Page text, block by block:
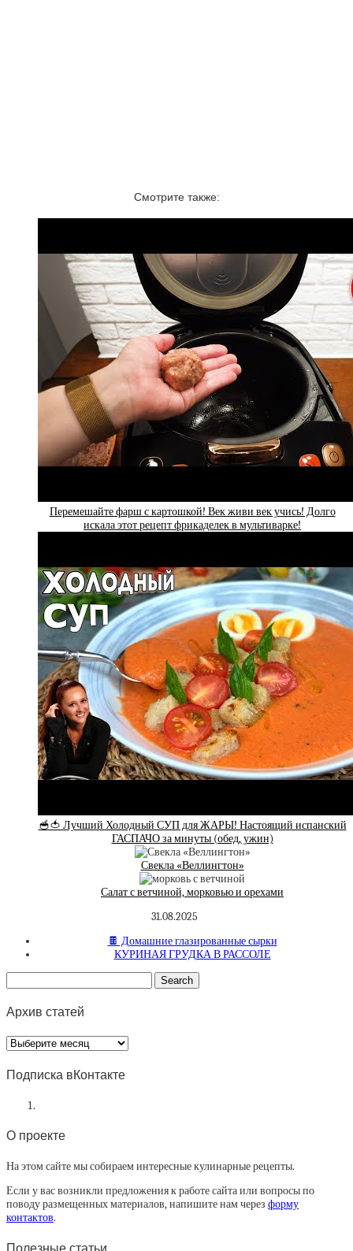
Смотрите также:
Перемешайте фарш с картошкой! Век живи век учись! Долго
искала этот рецепт фрикаделек в мультиварке!
🥣🍅 Лучший Холодный СУП для ЖАРЫ! Настоящий испанский
ГАСПАЧО за минуты (обед, ужин)
Свекла «Веллингтон»
Салат с ветчиной, морковью и орехами
31.08.2025
🍫 Домашние глазированные сырки
КУРИНАЯ ГРУДКА В РАССОЛЕ
Архив статей
Архив
статей
Подписка вКонтакте
О проекте
На этом сайте мы собираем интересные кулинарные рецепты.
Если у вас возникли предложения к работе сайта или вопросы по
поводу размещенных материалов, напишите нам через форму
контактов.
Полезные статьи